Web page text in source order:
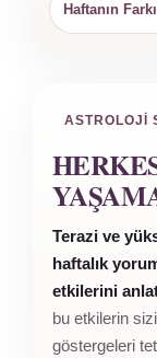
Haftanın
ASTROLOJI
Terazi ve
haftalık
etkilerini
bu etkilerin
göstergeleri